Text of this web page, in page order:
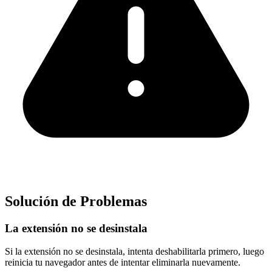
Solución de Problemas
La extensión no se desinstala
Si la extensión no se desinstala, intenta deshabilitarla primero, luego
reinicia tu navegador antes de intentar eliminarla nuevamente.